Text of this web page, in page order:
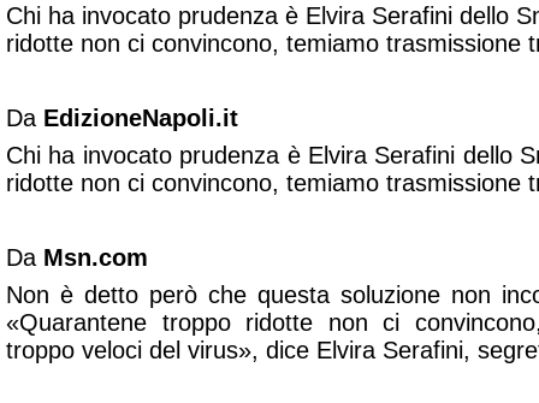
Chi ha invocato prudenza è Elvira Serafini dello
ridotte non ci convincono, temiamo trasmissione
Da EdizioneNapoli.it
Chi ha invocato prudenza è Elvira Serafini dello
ridotte non ci convincono, temiamo trasmissione
Da Msn.com
Non è detto però che questa soluzione non
«Quarantene troppo ridotte non ci
troppo veloci del virus», dice Elvira Serafini,